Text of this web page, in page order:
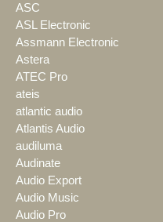
ASC
ASL Electronic
Assmann Electronic
Astera
ATEC Pro
ateis
atlantic audio
Atlantis Audio
audiluma
Audinate
Audio Export
Audio Music
Audio Pro